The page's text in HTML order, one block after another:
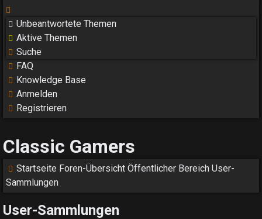
Unbeantwortete Themen
Aktive Themen
Suche
FAQ
Knowledge Base
Anmelden
Registrieren
Classic Gamers
Startseite Foren-Übersicht Öffentlicher Bereich User-
Sammlungen
User-Sammlungen